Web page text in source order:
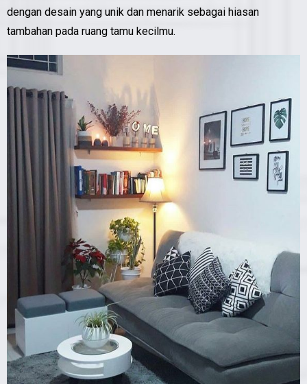
dengan desain yang unik dan menarik sebagai hiasan
tambahan pada ruang tamu kecilmu.